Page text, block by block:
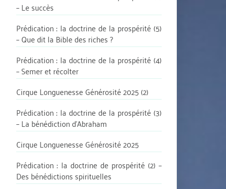
– Le succès
Prédication : la doctrine de la prospérité (5)
– Que dit la Bible des riches ?
Prédication : la doctrine de la prospérité (4)
– Semer et récolter
Cirque Longuenesse Générosité 2025 (2)
Prédication : la doctrine de la prospérité (3)
– La bénédiction d’Abraham
Cirque Longuenesse Générosité 2025
Prédication : la doctrine de prospérité (2) –
Des bénédictions spirituelles